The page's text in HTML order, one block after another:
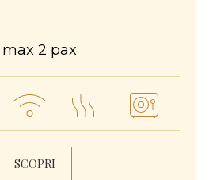
max 2 pax
SCOPRI